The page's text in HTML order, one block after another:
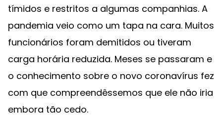
tímidos e restritos a algumas companhias. A
pandemia veio como um tapa na cara. Muitos
funcionários foram demitidos ou tiveram
carga horária reduzida. Meses se passaram e
o conhecimento sobre o novo coronavírus fez
com que compreendêssemos que ele não iria
embora tão cedo.